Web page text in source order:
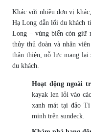
Khác với nhiều đơn vị
Hạ Long dẫn lối du khách
Long – vùng biển còn giữ
thủy thủ đoàn và nhân
thân thiện, nỗ lực mang
du khách.
Hoạt động ngoài
kayak len lỏi vào
xanh mát tại đảo
minh trên sundeck.